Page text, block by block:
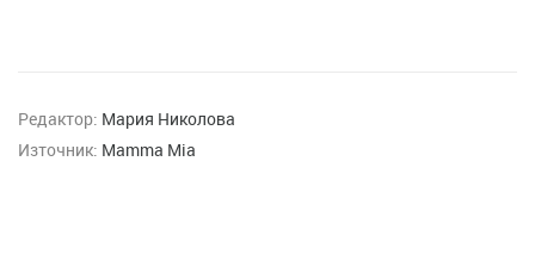
Редактор: Мария Николова
Източник: Mamma Mia